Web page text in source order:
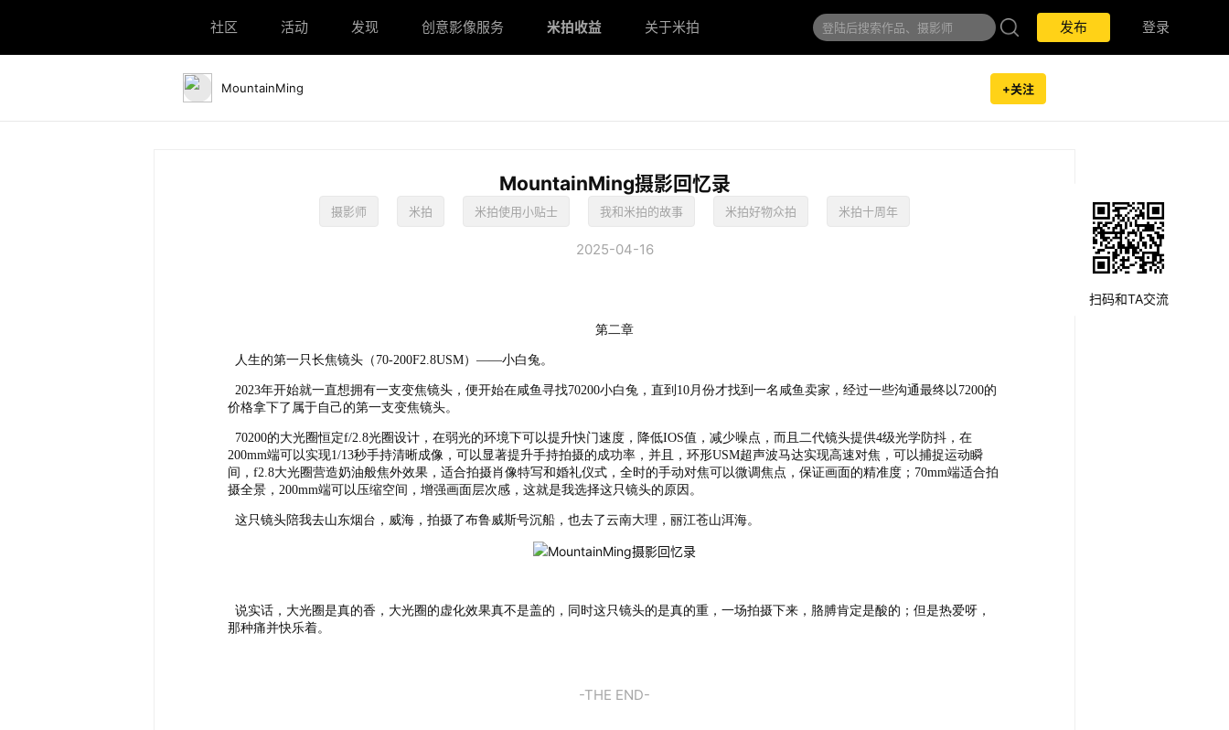
社区 活动 发现 创意影像服务 米拍收益 关于米拍 发布 登录
社区 活动 发现 创意影像服务 米拍收益 关于米拍 发布 登录
MountainMing +关注
扫码和TA交流
MountainMing摄影回忆录
摄影师 米拍 米拍使用小贴士 我和米拍的故事 米拍好物众拍 米拍十周年
2025-04-16
第二章
人生的第一只长焦镜头（70-200F2.8USM）——小白兔。
2023年开始就一直想拥有一支变焦镜头，便开始在咸鱼寻找70200小白兔，直到10月份才找到一名咸鱼卖家，经过一些沟通最终以7200的
价格拿下了属于自己的第一支变焦镜头。
70200的大光圈恒定f/2.8光圈设计，在弱光的环境下可以提升快门速度，降低IOS值，减少噪点，而且二代镜头提供4级光学防抖，在
200mm端可以实现1/13秒手持清晰成像，可以显著提升手持拍摄的成功率，并且，环形USM超声波马达实现高速对焦，可以捕捉运动瞬
间，f2.8大光圈营造奶油般焦外效果，适合拍摄肖像特写和婚礼仪式，全时的手动对焦可以微调焦点，保证画面的精准度；70mm端适合拍
摄全景，200mm端可以压缩空间，增强画面层次感，这就是我选择这只镜头的原因。
这只镜头陪我去山东烟台，威海，拍摄了布鲁威斯号沉船，也去了云南大理，丽江苍山洱海。
说实话，大光圈是真的香，大光圈的虚化效果真不是盖的，同时这只镜头的是真的重，一场拍摄下来，胳膊肯定是酸的；但是热爱呀，
那种痛并快乐着。
-THE END-